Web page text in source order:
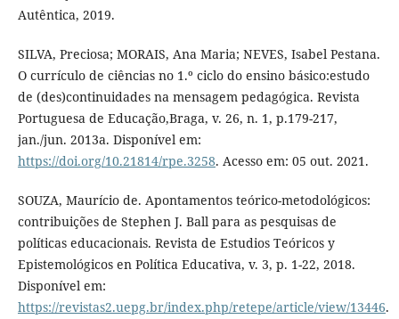
Autêntica, 2019.
SILVA, Preciosa; MORAIS, Ana Maria; NEVES, Isabel Pestana.
O currículo de ciências no 1.º ciclo do ensino básico:estudo
de (des)continuidades na mensagem pedagógica. Revista
Portuguesa de Educação,Braga, v. 26, n. 1, p.179-217,
jan./jun. 2013a. Disponível em:
https://doi.org/10.21814/rpe.3258. Acesso em: 05 out. 2021.
SOUZA, Maurício de. Apontamentos teórico-metodológicos:
contribuições de Stephen J. Ball para as pesquisas de
políticas educacionais. Revista de Estudios Teóricos y
Epistemológicos en Política Educativa, v. 3, p. 1-22, 2018.
Disponível em:
https://revistas2.uepg.br/index.php/retepe/article/view/13446.